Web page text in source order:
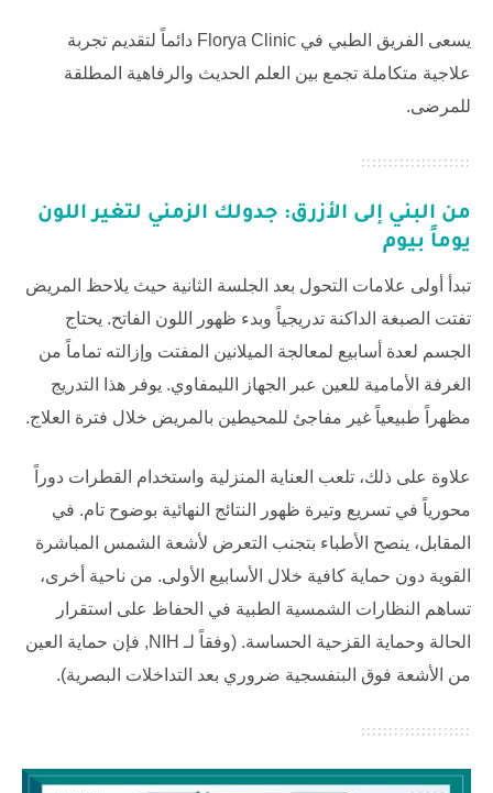
يسعى الفريق الطبي في Florya Clinic دائماً لتقديم تجربة
علاجية متكاملة تجمع بين العلم الحديث والرفاهية المطلقة
للمرضى.
من البني إلى الأزرق: جدولك الزمني لتغير اللون
يوماً بيوم
تبدأ أولى علامات التحول بعد الجلسة الثانية حيث يلاحظ المريض
تفتت الصبغة الداكنة تدريجياً وبدء ظهور اللون الفاتح. يحتاج
الجسم لعدة أسابيع لمعالجة الميلانين المفتت وإزالته تماماً من
الغرفة الأمامية للعين عبر الجهاز الليمفاوي. يوفر هذا التدريج
مظهراً طبيعياً غير مفاجئ للمحيطين بالمريض خلال فترة العلاج.
علاوة على ذلك، تلعب العناية المنزلية واستخدام القطرات دوراً
محورياً في تسريع وتيرة ظهور النتائج النهائية بوضوح تام. في
المقابل، ينصح الأطباء بتجنب التعرض لأشعة الشمس المباشرة
القوية دون حماية كافية خلال الأسابيع الأولى. من ناحية أخرى،
تساهم النظارات الشمسية الطبية في الحفاظ على استقرار
الحالة وحماية القزحية الحساسة. (وفقاً لـ NIH, فإن حماية العين
من الأشعة فوق البنفسجية ضروري بعد التداخلات البصرية).